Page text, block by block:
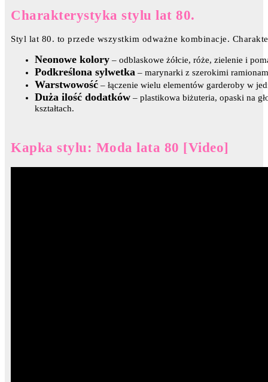
Charakterystyka stylu lat 80.
Styl lat 80. to przede wszystkim odważne kombinacje.
Neonowe kolory – odblaskowe żółcie, róże, zielenie i
Podkreślona sylwetka – marynarki z szerokimi
Warstwowość – łączenie wielu elementów garderoby w
Duża ilość dodatków – plastikowa biżuteria, opaski na
kształtach.
Kapka stylu: Moda lata 80 [Video]